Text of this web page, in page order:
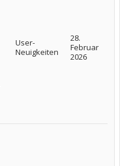
User-
Neuigkeiten
28.
Februar
2026